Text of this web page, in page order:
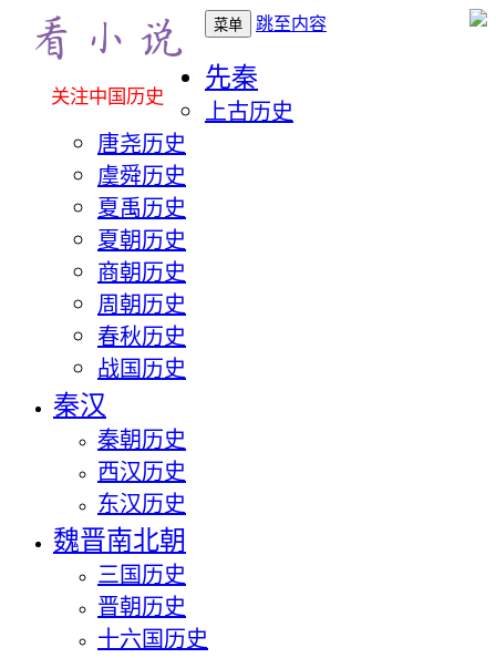
关注中国历史
菜单 跳至内容
先秦
上古历史
唐尧历史
虞舜历史
夏禹历史
夏朝历史
商朝历史
周朝历史
春秋历史
战国历史
秦汉
秦朝历史
西汉历史
东汉历史
魏晋南北朝
三国历史
晋朝历史
十六国历史